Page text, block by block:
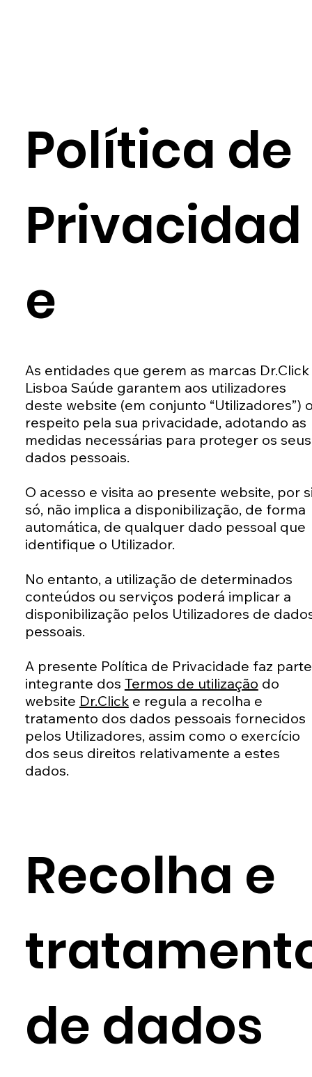
Recolha e
de dados
Política de
Privacidad
e
As entidades que gerem as marcas Dr.Click
Lisboa Saúde garantem aos utilizadores
deste website (em conjunto “Utilizadores”)
respeito pela sua privacidade, adotando as
medidas necessárias para proteger os seus
dados pessoais.
O acesso e visita ao presente website, por
só, não implica a disponibilização, de forma
automática, de qualquer dado pessoal que
identifique o Utilizador.
No entanto, a utilização de determinados
conteúdos ou serviços poderá implicar a
disponibilização pelos Utilizadores de
pessoais.
A presente Política de Privacidade faz parte
integrante dos Termos de utilização do
website Dr.Click e regula a recolha e
tratamento dos dados pessoais fornecidos
pelos Utilizadores, assim como o exercício
dos seus direitos relativamente a estes
dados.